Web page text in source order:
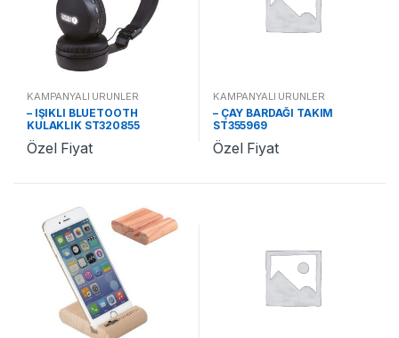
KAMPANYALI ÜRÜNLER
– IŞIKLI BLUETOOTH
KULAKLIK ST320855
Özel Fiyat
KAMPANYALI ÜRÜNLER
– ÇAY BARDAĞI TAKIM
ST355969
Özel Fiyat